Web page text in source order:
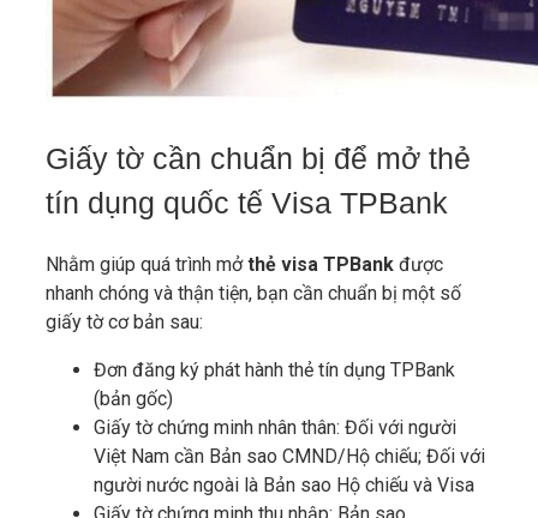
Giấy tờ cần chuẩn bị để mở thẻ
tín dụng quốc tế Visa TPBank
Nhằm giúp quá trình mởthẻ visa TPBank được
nhanh chóng và thận tiện, bạn cần chuẩn bị một số
giấy tờ cơ bản sau:
Đơn đăng ký phát hành thẻ tín dụng TPBank
(bản gốc)
Giấy tờ chứng minh nhân thân: Đối với người
Việt Nam cần Bản sao CMND/Hộ chiếu; Đối với
người nước ngoài là Bản sao Hộ chiếu và Visa